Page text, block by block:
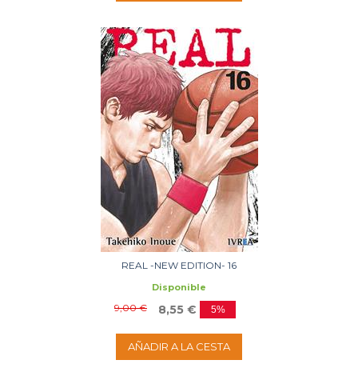
REAL -NEW EDITION- 16
Disponible
9,00 € 8,55 € 5%
AÑADIR A LA CESTA